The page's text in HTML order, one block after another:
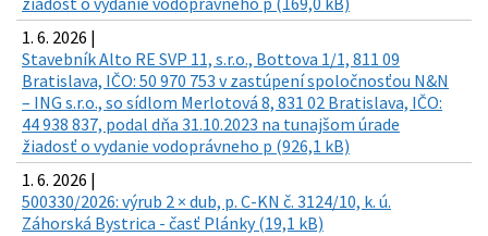
1. 6. 2026 |
Stavebník Alto RE SVP 11, s.r.o., Bottova 1/1, 811 09
Bratislava, IČO: 50 970 753 v zastúpení spoločnosťou N&N
– ING s.r.o., so sídlom Merlotová 8, 831 02 Bratislava, IČO:
44 938 837, podal dňa 31.10.2023 na tunajšom úrade
žiadosť o vydanie vodoprávneho p (926,1 kB)
1. 6. 2026 |
500330/2026: výrub 2 × dub, p. C-KN č. 3124/10, k. ú.
Záhorská Bystrica - časť Plánky (19,1 kB)